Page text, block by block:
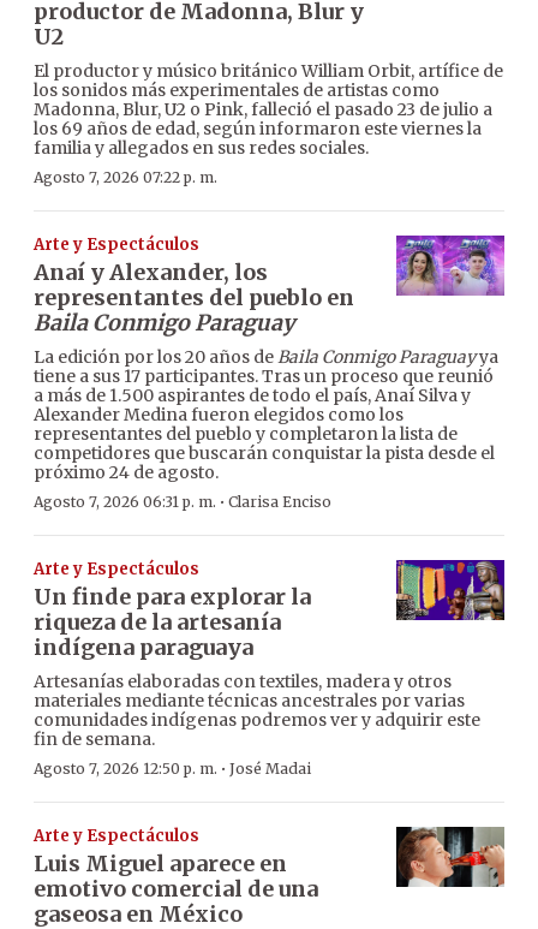
productor de Madonna, Blur y
U2
El productor y músico británico William Orbit, artífice de
los sonidos más experimentales de artistas como
Madonna, Blur, U2 o Pink, falleció el pasado 23 de julio a
los 69 años de edad, según informaron este viernes la
familia y allegados en sus redes sociales.
Agosto 7, 2026 07:22 p. m.
Arte y Espectáculos
Anaí y Alexander, los
representantes del pueblo en
Baila Conmigo Paraguay
La edición por los 20 años deBaila Conmigo Paraguayya
tiene a sus 17 participantes. Tras un proceso que reunió
a más de 1.500 aspirantes de todo el país, Anaí Silva y
Alexander Medina fueron elegidos como los
representantes del pueblo y completaron la lista de
competidores que buscarán conquistar la pista desde el
próximo 24 de agosto.
Agosto 7, 2026 06:31 p. m. · Clarisa Enciso
Arte y Espectáculos
Un finde para explorar la
riqueza de la artesanía
indígena paraguaya
Artesanías elaboradas con textiles, madera y otros
materiales mediante técnicas ancestrales por varias
comunidades indígenas podremos ver y adquirir este
fin de semana.
Agosto 7, 2026 12:50 p. m. · José Madai
Arte y Espectáculos
Luis Miguel aparece en
emotivo comercial de una
gaseosa en México